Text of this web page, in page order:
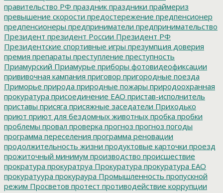
правительство РФ праздник праздники праймериз
превышение скорости предостережение предпенсионер
предпенсионеры предприниматели предпринимательство
Президент президент России Президент РФ
Президентские спортивные игры презумпция доверия
премия препараты преступление преступность
Приамурский Приамурье приборы фотовидеофиксации
прививочная кампания приговор пригородные поезда
Приморье природа природные пожары природоохранная
прокуратура присоединение ЕАО пристав-исполнитель
приставы присяга присяжные заседатели Приходько
приют приют для бездомных животных пробка пробки
проблемы провал проверка прогноз прогноз погоды
программа переселения программа реновации
продолжительность жизни продуктовые карточки проезд
прожиточный минимум производство происшествие
прократура прокуратруа Прокуратура прокуратура ЕАО
прокуратуура прокураура Промышленность пропускной
режим Просветов протест противодействие коррупции